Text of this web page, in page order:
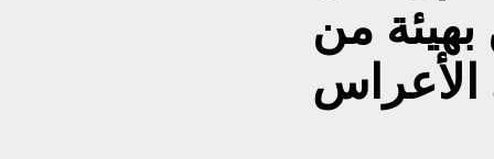
من